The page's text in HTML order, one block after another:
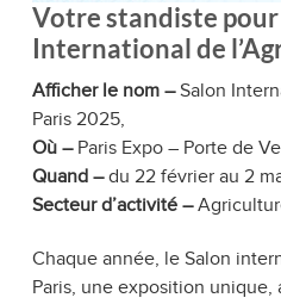
Votre standiste pour
International de
Afficher le nom –Salon
Paris 2025,
Où – Paris Expo – Porte de
Quand –du 22 février au 2
Secteur d’activité –
Chaque année, le Salon
Paris, une exposition unique,